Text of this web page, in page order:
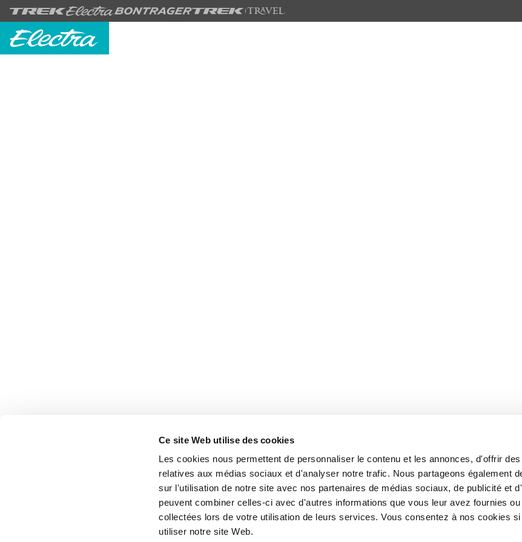
Ce site Web utilise des cookies
Les cookies nous permettent de personnaliser le contenu et les annonces, d'offrir
relatives aux médias sociaux et d'analyser notre trafic. Nous partageons également
sur l'utilisation de notre site avec nos partenaires de médias sociaux, de publicité et
peuvent combiner celles-ci avec d'autres informations que vous leur avez fournies
collectées lors de votre utilisation de leurs services. Vous consentez à nos cookies
utiliser notre site Web.